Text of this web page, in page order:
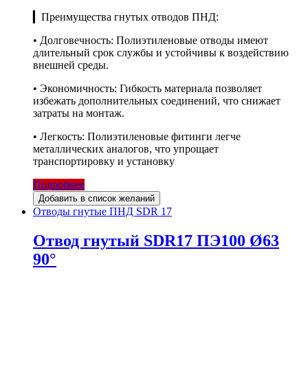
▎Преимущества гнутых отводов ПНД:
• Долговечность: Полиэтиленовые отводы имеют
длительный срок службы и устойчивы к воздействию
внешней среды.
• Экономичность: Гибкость материала позволяет
избежать дополнительных соединений, что снижает
затраты на монтаж.
• Легкость: Полиэтиленовые фитинги легче
металлических аналогов, что упрощает
транспортировку и установку
Подробнее
Добавить в список желаний
Отводы гнутые ПНД SDR 17
Отвод гнутый SDR17 ПЭ100 Ø63
90°